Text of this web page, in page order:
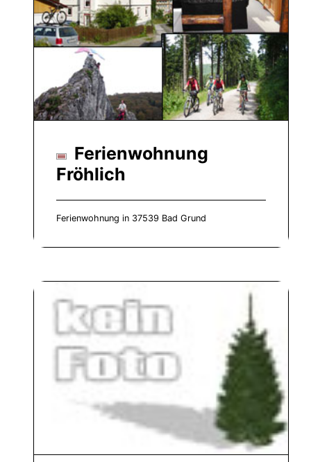
Ferienwohnung
Fröhlich
Ferienwohnung in 37539 Bad Grund